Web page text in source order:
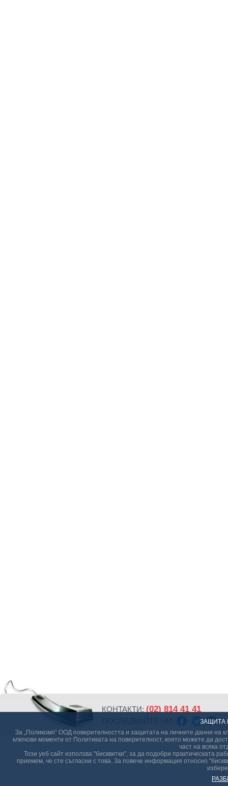
ЗАЩИТА
За „Поликомп“ ООД поверителността и защитата на личните данни на
ключови моменти от Политиката на поверителност, която можете да
част на всяка
Този уеб сайт използва "бисквитки", за да подобри практическата
приемем, че сте съгласни с това. За повече информация относно
КОНТАКТИ: (02) 814 41 41